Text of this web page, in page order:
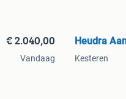
€ 2.040,00
Vandaag
Heudra
Kesteren